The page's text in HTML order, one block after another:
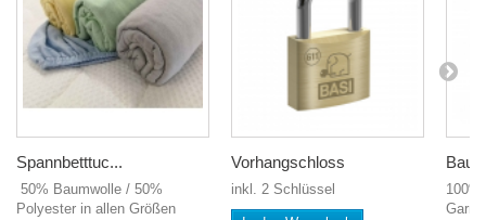
Spannbetttuc...
50% Baumwolle / 50%
Polyester in allen Größen
Vorhangschloss
inkl. 2 Schlüssel
100%